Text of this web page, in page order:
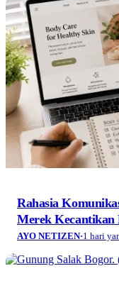
Rahasia
Merek
AYO NETIZEN·1 hari